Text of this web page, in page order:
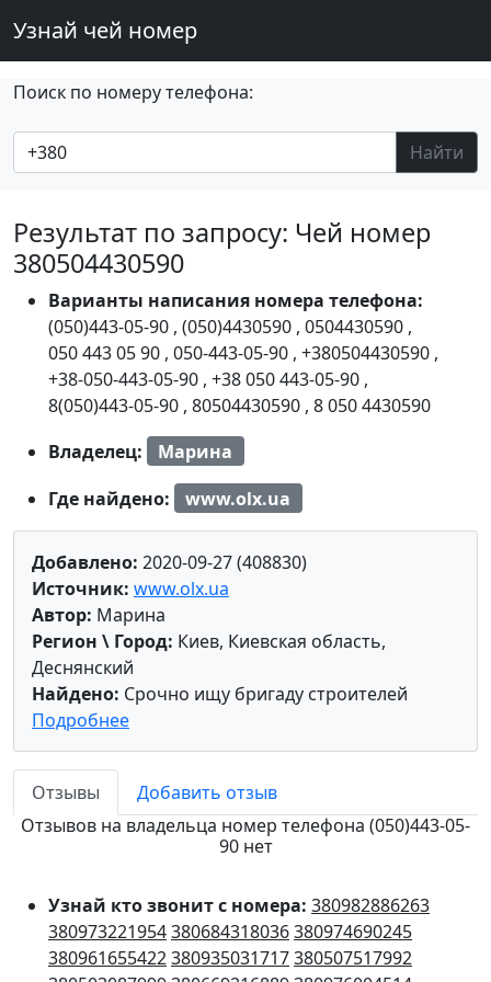
Узнай чей номер
Поиск по номеру телефона:
Найти
Результат по запросу: Чей номер
380504430590
Варианты написания номера телефона:
(050)443-05-90 , (050)4430590 , 0504430590 ,
050 443 05 90 , 050-443-05-90 , +380504430590 ,
+38-050-443-05-90 , +38 050 443-05-90 ,
8(050)443-05-90 , 80504430590 , 8 050 4430590
Владелец:
Марина
Где найдено:
www.olx.ua
Добавлено: 2020-09-27 (408830)
Источник: www.olx.ua
Автор: Марина
Регион \ Город: Киев, Киевская область,
Деснянский
Найдено: Срочно ищу бригаду строителей
Подробнее
Отзывы
Добавить отзыв
Отзывов на владельца номер телефона (050)443-05-
90 нет
Узнай кто звонит с номера: 380982886263
380973221954380684318036380974690245
380961655422380935031717380507517992